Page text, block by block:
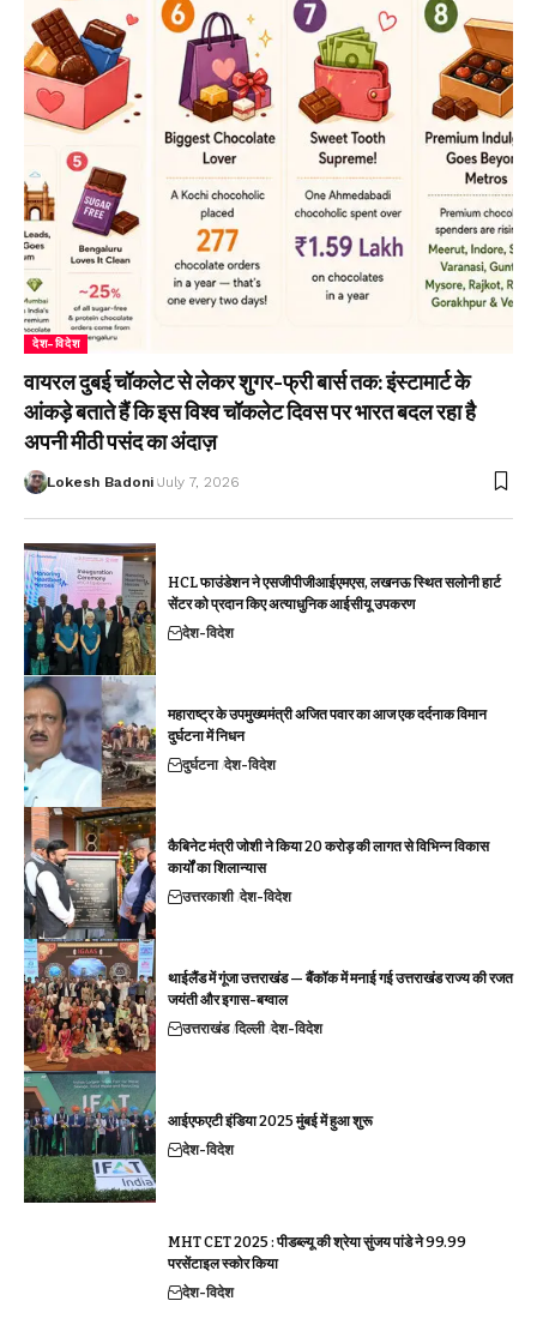
देश-विदेश
वायरल दुबई चॉकलेट से लेकर शुगर-फ्री बार्स तक: इंस्टामार्ट के
आंकड़े बताते हैं कि इस विश्व चॉकलेट दिवस पर भारत बदल रहा है
अपनी मीठी पसंद का अंदाज़
Lokesh Badoni July 7, 2026
HCL फाउंडेशन ने एसजीपीजीआईएमएस, लखनऊ स्थित सलोनी हार्ट
सेंटर को प्रदान किए अत्याधुनिक आईसीयू उपकरण
देश-विदेश
महाराष्ट्र के उपमुख्यमंत्री अजित पवार का आज एक दर्दनाक विमान
दुर्घटना में निधन
दुर्घटना देश-विदेश
कैबिनेट मंत्री जोशी ने किया 20 करोड़ की लागत से विभिन्न विकास
कार्यों का शिलान्यास
उत्तरकाशी देश-विदेश
थाईलैंड में गूंजा उत्तराखंड — बैंकॉक में मनाई गई उत्तराखंड राज्य की रजत
जयंती और इगास-बग्वाल
उत्तराखंड दिल्ली देश-विदेश
आईएफएटी इंडिया 2025 मुंबई में हुआ शुरू
देश-विदेश
MHT CET 2025 : पीडब्ल्यू की श्रेया सुंजय पांडे ने 99.99
परसेंटाइल स्कोर किया
देश-विदेश